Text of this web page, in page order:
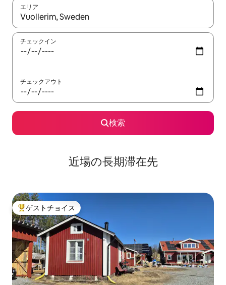
エリア
検索結果が表示されたら、上下の矢印キーを使って移動するか
チェックイン
チェックアウト
検索
近場の長期滞在先
大好評のゲストチョイスです。
ゲストチョイス